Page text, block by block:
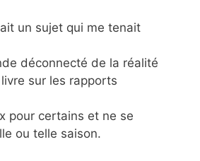
un sujet qui me tenait
déconnecté de la réalité
sur les rapports
pour certains et ne se
ou telle saison.